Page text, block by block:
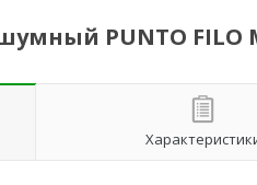
PUNTO FILO